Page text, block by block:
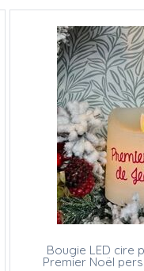
Bougie LED cire
Premier Noël